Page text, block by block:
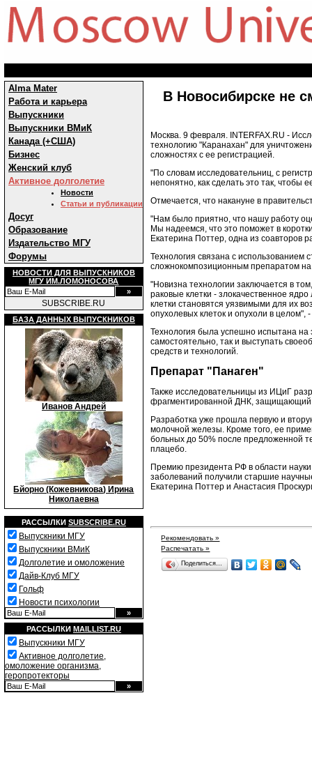
Alma Mater
Работа и карьера
Выпускники
Выпускники ВМиК
Канада (+США)
Бизнес
Женский клуб
Активное долголетие
Новости
Статьи и публикации
Досуг
Образование
Издательство МГУ
Форумы
НОВОСТИ ДЛЯ ВЫПУСКНИКОВ
МГУ ИМ.ЛОМОНОСОВА
SUBSCRIBE.RU
БАЗА ДАННЫХ ВЫПУСКНИКОВ
Иванов Андрей
Бйорно (Кожевникова) Ирина
Николаевна
РАССЫЛКИ SUBSCRIBE.RU
Выпускники МГУ
Выпускники ВМиК
Долголетие и омоложение
Дайв-Клуб МГУ
Гольф
Новости психологии
РАССЫЛКИ MAILLIST.RU
Выпускники МГУ
Активное долголетие,
омоложение организма,
геропротекторы
В Новосибирске не
Москва. 9 февраля. INTERFAX.RU -
технологию "Каранахан" для
сложностях с ее регистрацией.
"По словам исследовательниц, с
непонятно, как сделать это так,
Отмечается, что накануне в
"Нам было приятно, что нашу работу
Мы надеемся, что это поможет в
Екатерина Поттер, одна из соавторов
Технология связана с использованием
сложнокомпозиционным препаратом
"Новизна технологии заключается в
раковые клетки - злокачественное
клетки становятся уязвимыми для их
опухолевых клеток и опухоли в целом",
Технология была успешно испытана
самостоятельно, так и выступать
средств и технологий.
Препарат "Панаген"
Также исследовательницы из ИЦиГ
фрагментированной ДНК, защищающий
Разработка уже прошла первую и
молочной железы. Кроме того, ее
больных до 50% после предложенной
плацебо.
Премию президента РФ в области
заболеваний получили старшие
Екатерина Поттер и Анастасия
Рекомендовать »
Распечатать »
Поделиться…